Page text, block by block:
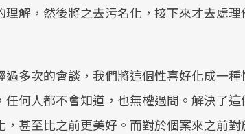
解，然後將之去污名化，接下來才去處理
過多次的會談，我們將這個性喜好化成一種
何人都不會知道，也無權過問。解決了這
甚至比之前更美好。而對於個案來之前對